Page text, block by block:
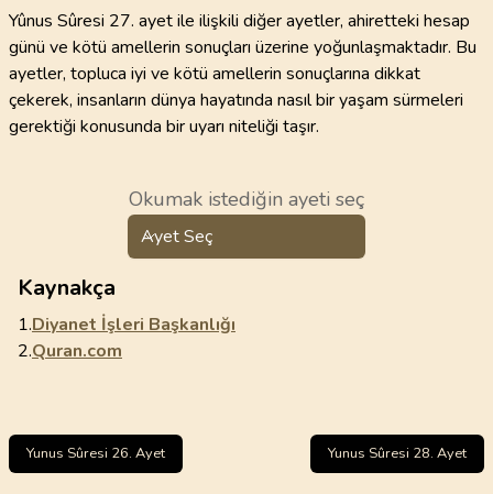
Yûnus Sûresi 27. ayet ile ilişkili diğer ayetler, ahiretteki hesap
günü ve kötü amellerin sonuçları üzerine yoğunlaşmaktadır. Bu
ayetler, topluca iyi ve kötü amellerin sonuçlarına dikkat
çekerek, insanların dünya hayatında nasıl bir yaşam sürmeleri
gerektiği konusunda bir uyarı niteliği taşır.
Okumak istediğin ayeti seç
Ayet Seç
Kaynakça
1.Diyanet İşleri Başkanlığı
2.Quran.com
Yunus Sûresi 26. Ayet Yunus Sûresi 28. Ayet